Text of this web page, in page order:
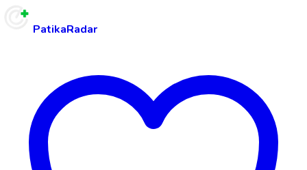
PatikaRadar